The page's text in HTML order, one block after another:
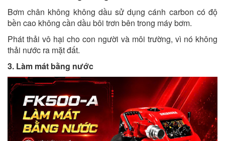
Bơm chân không không dầu sử dụng cánh carbon có độ
bền cao không cần dầu bôi trơn bên trong máy bơm.
Phát thải vô hại cho con người và môi trường, vì nó không
thải nước ra mặt đất.
3. Làm mát bằng nước